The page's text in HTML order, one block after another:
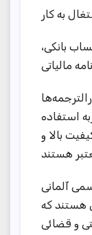
به کار
بانکی،
مالیاتی
استفاده
بالا و
آلمانی
هستند که
و قضائی